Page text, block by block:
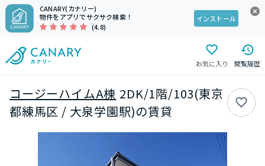
CANARY(カナリー)
物件をアプリでサクサク検索！
(4.8)
インストール
お気に入り 閲覧履歴
コージーハイムA棟 2DK/1階/103(東京
都練馬区 / 大泉学園駅)の賃貸